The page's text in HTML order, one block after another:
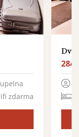
zdarma